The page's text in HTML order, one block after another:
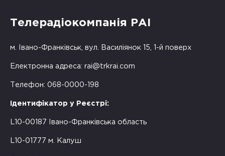
Телерадіокомпанія РАІ
м. Івано-Франківськ, вул. Василіянок 15, 1-й поверх
Електронна адреса: rai@trkrai.com
Телефон: 068-0000-198
Ідентифікатор у Реєстрі:
L10-00187 Івано-Франківська область
L10-01777 м. Калуш